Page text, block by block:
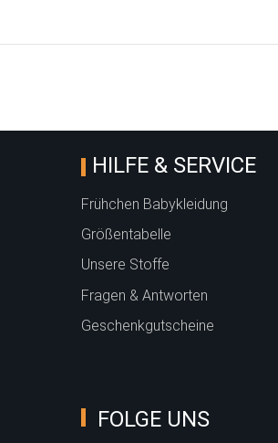
HILFE & SERVICE
Frühchen Babykleidung
Größentabelle
Unsere Stoffe
Fragen & Antworten
Geschenkgutscheine
FOLGE UNS